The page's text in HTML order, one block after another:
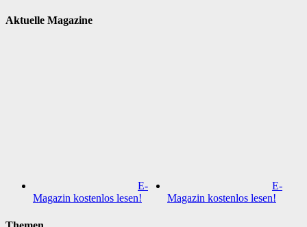
Aktuelle Magazine
E-
Magazin kostenlos lesen!
E-
Magazin kostenlos lesen!